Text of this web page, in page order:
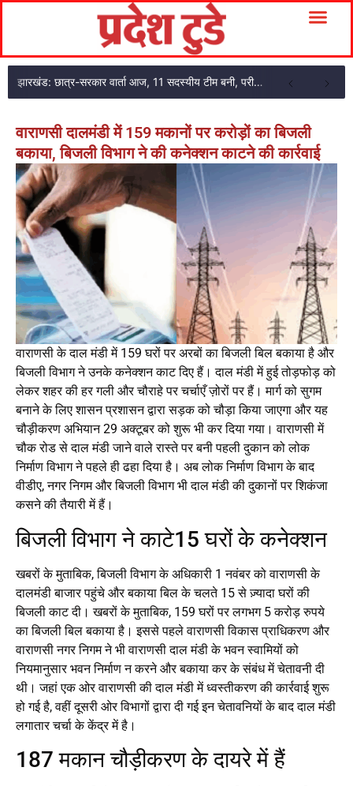
झारखंड: छात्र-सरकार वार्ता आज, 11 सदस्यीय टीम बनी, परीक्षा एजेंसी का अकाउंटेंट गिरफ्तार
वाराणसी दालमंडी में 159 मकानों पर करोड़ों का बिजली
बकाया, बिजली विभाग ने की कनेक्शन काटने की कार्रवाई
वाराणसी के दाल मंडी में 159 घरों पर अरबों का बिजली बिल बकाया है और
बिजली विभाग ने उनके कनेक्शन काट दिए हैं। दाल मंडी में हुई तोड़फोड़ को
लेकर शहर की हर गली और चौराहे पर चर्चाएँ ज़ोरों पर हैं। मार्ग को सुगम
बनाने के लिए शासन प्रशासन द्वारा सड़क को चौड़ा किया जाएगा और यह
चौड़ीकरण अभियान 29 अक्टूबर को शुरू भी कर दिया गया। वाराणसी में
चौक रोड से दाल मंडी जाने वाले रास्ते पर बनी पहली दुकान को लोक
निर्माण विभाग ने पहले ही ढहा दिया है। अब लोक निर्माण विभाग के बाद
वीडीए, नगर निगम और बिजली विभाग भी दाल मंडी की दुकानों पर शिकंजा
कसने की तैयारी में हैं।
बिजली विभाग ने काटे15 घरों के कनेक्शन
खबरों के मुताबिक, बिजली विभाग के अधिकारी 1 नवंबर को वाराणसी के
दालमंडी बाजार पहुंचे और बकाया बिल के चलते 15 से ज़्यादा घरों की
बिजली काट दी। खबरों के मुताबिक, 159 घरों पर लगभग 5 करोड़ रुपये
का बिजली बिल बकाया है। इससे पहले वाराणसी विकास प्राधिकरण और
वाराणसी नगर निगम ने भी वाराणसी दाल मंडी के भवन स्वामियों को
नियमानुसार भवन निर्माण न करने और बकाया कर के संबंध में चेतावनी दी
थी। जहां एक ओर वाराणसी की दाल मंडी में ध्वस्तीकरण की कार्रवाई शुरू
हो गई है, वहीं दूसरी ओर विभागों द्वारा दी गई इन चेतावनियों के बाद दाल मंडी
लगातार चर्चा के केंद्र में है।
187 मकान चौड़ीकरण के दायरे में हैं